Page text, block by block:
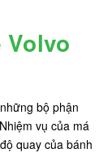
Volvo
bộ phận
vụ của má
quay của bánh